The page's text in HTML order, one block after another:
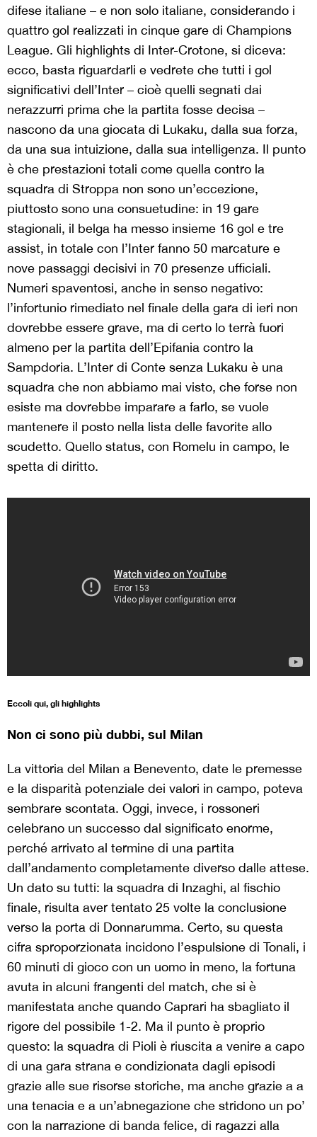
difese italiane – e non solo italiane, considerando i
quattro gol realizzati in cinque gare di Champions
League. Gli highlights di Inter-Crotone, si diceva:
ecco, basta riguardarli e vedrete che tutti i gol
significativi dell’Inter – cioè quelli segnati dai
nerazzurri prima che la partita fosse decisa –
nascono da una giocata di Lukaku, dalla sua forza,
da una sua intuizione, dalla sua intelligenza. Il punto
è che prestazioni totali come quella contro la
squadra di Stroppa non sono un’eccezione,
piuttosto sono una consuetudine: in 19 gare
stagionali, il belga ha messo insieme 16 gol e tre
assist, in totale con l’Inter fanno 50 marcature e
nove passaggi decisivi in 70 presenze ufficiali.
Numeri spaventosi, anche in senso negativo:
l’infortunio rimediato nel finale della gara di ieri non
dovrebbe essere grave, ma di certo lo terrà fuori
almeno per la partita dell’Epifania contro la
Sampdoria. L’Inter di Conte senza Lukaku è una
squadra che non abbiamo mai visto, che forse non
esiste ma dovrebbe imparare a farlo, se vuole
mantenere il posto nella lista delle favorite allo
scudetto. Quello status, con Romelu in campo, le
spetta di diritto.
Eccoli qui, gli highlights
Non ci sono più dubbi, sul Milan
La vittoria del Milan a Benevento, date le premesse
e la disparità potenziale dei valori in campo, poteva
sembrare scontata. Oggi, invece, i rossoneri
celebrano un successo dal significato enorme,
perché arrivato al termine di una partita
dall’andamento completamente diverso dalle attese.
Un dato su tutti: la squadra di Inzaghi, al fischio
finale, risulta aver tentato 25 volte la conclusione
verso la porta di Donnarumma. Certo, su questa
cifra sproporzionata incidono l’espulsione di Tonali, i
60 minuti di gioco con un uomo in meno, la fortuna
avuta in alcuni frangenti del match, che si è
manifestata anche quando Caprari ha sbagliato il
rigore del possibile 1-2. Ma il punto è proprio
questo: la squadra di Pioli è riuscita a venire a capo
di una gara strana e condizionata dagli episodi
grazie alle sue risorse storiche, ma anche grazie a a
una tenacia e a un’abnegazione che stridono un po’
con la narrazione di banda felice, di ragazzi alla